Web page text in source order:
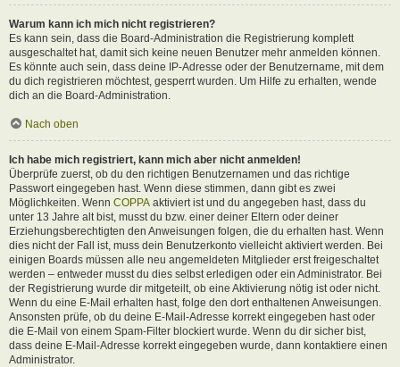
Warum kann ich mich nicht registrieren?
Es kann sein, dass die Board-Administration die Registrierung komplett
ausgeschaltet hat, damit sich keine neuen Benutzer mehr anmelden können.
Es könnte auch sein, dass deine IP-Adresse oder der Benutzername, mit dem
du dich registrieren möchtest, gesperrt wurden. Um Hilfe zu erhalten, wende
dich an die Board-Administration.
Nach oben
Ich habe mich registriert, kann mich aber nicht anmelden!
Überprüfe zuerst, ob du den richtigen Benutzernamen und das richtige
Passwort eingegeben hast. Wenn diese stimmen, dann gibt es zwei
Möglichkeiten. Wenn COPPA aktiviert ist und du angegeben hast, dass du
unter 13 Jahre alt bist, musst du bzw. einer deiner Eltern oder deiner
Erziehungsberechtigten den Anweisungen folgen, die du erhalten hast. Wenn
dies nicht der Fall ist, muss dein Benutzerkonto vielleicht aktiviert werden. Bei
einigen Boards müssen alle neu angemeldeten Mitglieder erst freigeschaltet
werden – entweder musst du dies selbst erledigen oder ein Administrator. Bei
der Registrierung wurde dir mitgeteilt, ob eine Aktivierung nötig ist oder nicht.
Wenn du eine E-Mail erhalten hast, folge den dort enthaltenen Anweisungen.
Ansonsten prüfe, ob du deine E-Mail-Adresse korrekt eingegeben hast oder
die E-Mail von einem Spam-Filter blockiert wurde. Wenn du dir sicher bist,
dass deine E-Mail-Adresse korrekt eingegeben wurde, dann kontaktiere einen
Administrator.